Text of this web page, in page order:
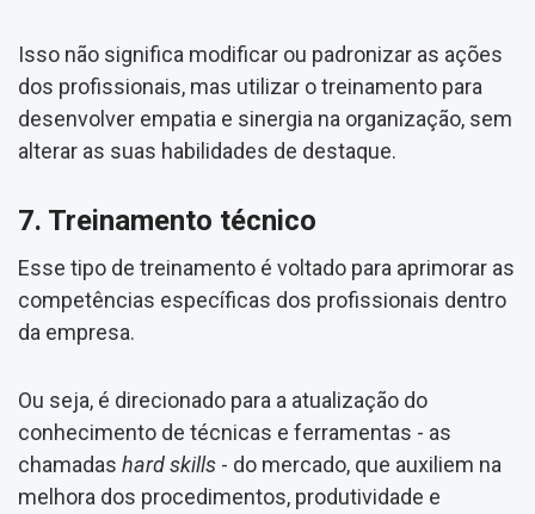
Isso não significa modificar ou padronizar as ações
dos profissionais, mas utilizar o treinamento para
desenvolver empatia e sinergia na organização, sem
alterar as suas habilidades de destaque.
7. Treinamento técnico
Esse tipo de treinamento é voltado para aprimorar as
competências específicas dos profissionais dentro
da empresa.
Ou seja, é direcionado para a atualização do
conhecimento de técnicas e ferramentas - as
chamadas hard skills - do mercado, que auxiliem na
melhora dos procedimentos, produtividade e